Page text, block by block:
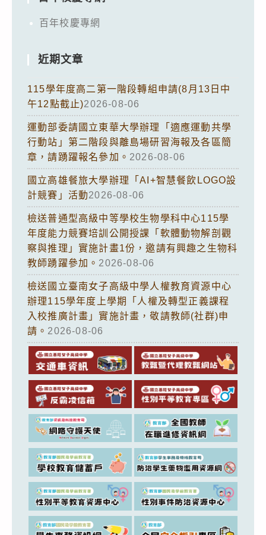
百年校慶專網
近期文章
115學年度高二第一階段轉組申請(8月13日中
午12點截止)2026-08-06
運動部委請國立東華大學辦理「適應運動共學
行動站」第二階段與離島場研習海報及各區簡
章，請踴躍報名參加。 2026-08-06
國立高雄餐旅大學辦理「AI+智慧餐飲LOGO設
計競賽」活動2026-08-06
檢送普通型高級中等學校生物學科中心115學
年度能力競賽培訓公開授課「軟體動物解剖觀
察與推理」實施計畫1份，邀請有興趣之生物科
教師踴躍參加。 2026-08-06
檢送國立臺南女子高級中學人權教育資源中心
辦理115學年度上學期「人權及轉型正義課程
入校推廣計畫」實施計畫，敬請教師(社群)申
請。 2026-08-06